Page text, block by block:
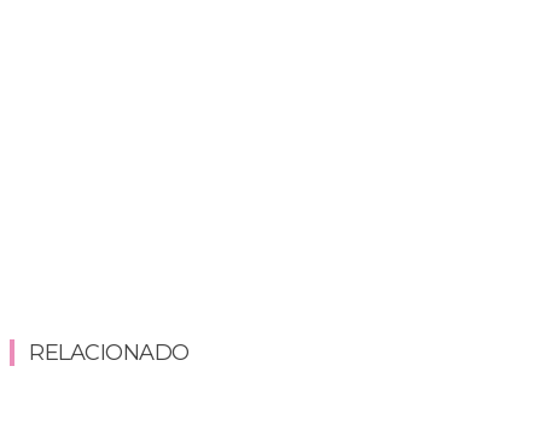
RELACIONADO